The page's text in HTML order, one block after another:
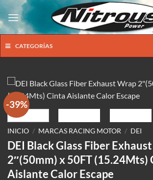
Saltar
al
contenido
CATEGORÍAS
-39%
INICIO / MARCAS RACING MOTOR / DEI
DEI Black Glass Fiber
2″(50mm) x 50FT (15.24Mts)
Aislante Calor Escape